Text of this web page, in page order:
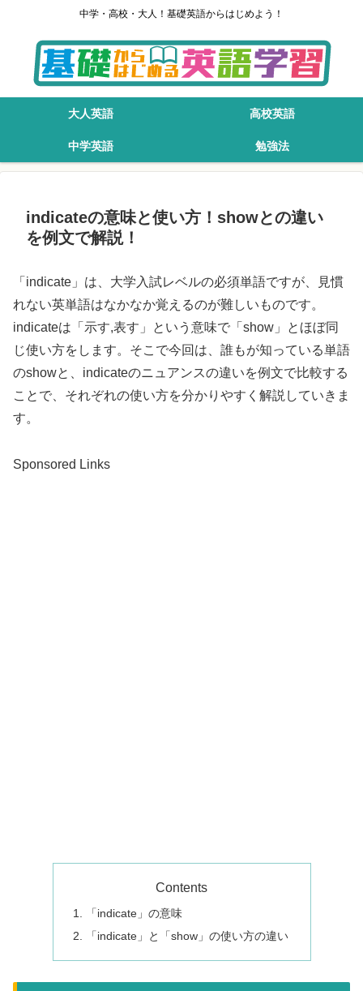
中学・高校・大人！基礎英語からはじめよう！
大人英語 高校英語
中学英語 勉強法
indicateの意味と使い方！showとの違い
を例文で解説！
「indicate」は、大学入試レベルの必須単語ですが、見慣
れない英単語はなかなか覚えるのが難しいものです。
indicateは「示す,表す」という意味で「show」とほぼ同
じ使い方をします。そこで今回は、誰もが知っている単語
のshowと、indicateのニュアンスの違いを例文で比較する
ことで、それぞれの使い方を分かりやすく解説していきま
す。
Sponsored Links
Contents
「indicate」の意味
「indicate」と「show」の使い方の違い